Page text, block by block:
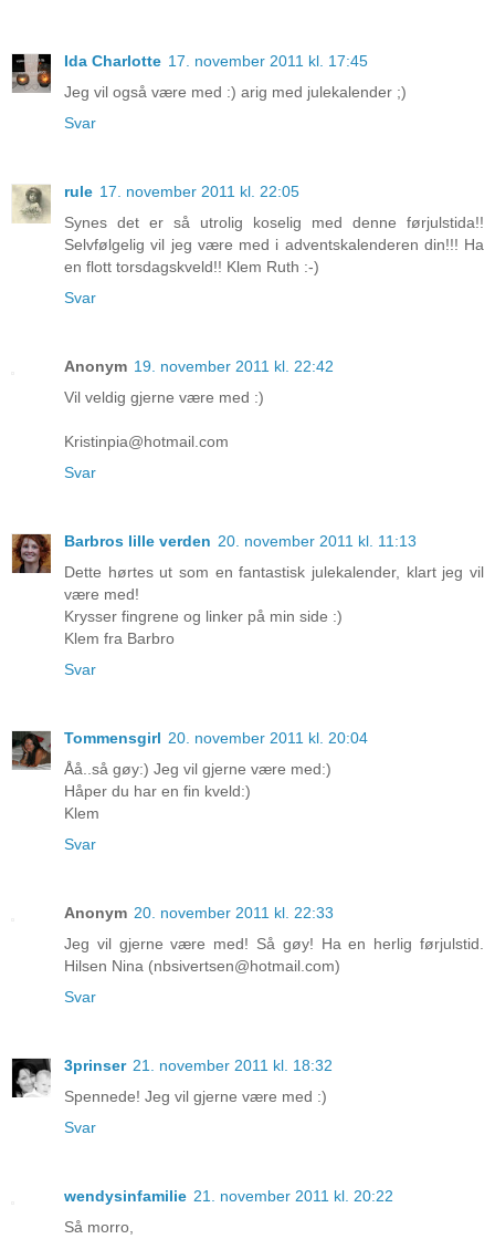
Ida Charlotte 17. november 2011 kl. 17:45
Jeg vil også være med :) arig med julekalender ;)
Svar
rule 17. november 2011 kl. 22:05
Synes det er så utrolig koselig med denne førjulstida!!
Selvfølgelig vil jeg være med i adventskalenderen din!!! Ha
en flott torsdagskveld!! Klem Ruth :-)
Svar
Anonym 19. november 2011 kl. 22:42
Vil veldig gjerne være med :)
Kristinpia@hotmail.com
Svar
Barbros lille verden 20. november 2011 kl. 11:13
Dette hørtes ut som en fantastisk julekalender, klart jeg vil
være med!
Krysser fingrene og linker på min side :)
Klem fra Barbro
Svar
Tommensgirl 20. november 2011 kl. 20:04
Åå..så gøy:) Jeg vil gjerne være med:)
Håper du har en fin kveld:)
Klem
Svar
Anonym 20. november 2011 kl. 22:33
Jeg vil gjerne være med! Så gøy! Ha en herlig førjulstid.
Hilsen Nina (nbsivertsen@hotmail.com)
Svar
3prinser 21. november 2011 kl. 18:32
Spennede! Jeg vil gjerne være med :)
Svar
wendysinfamilie 21. november 2011 kl. 20:22
Så morro,